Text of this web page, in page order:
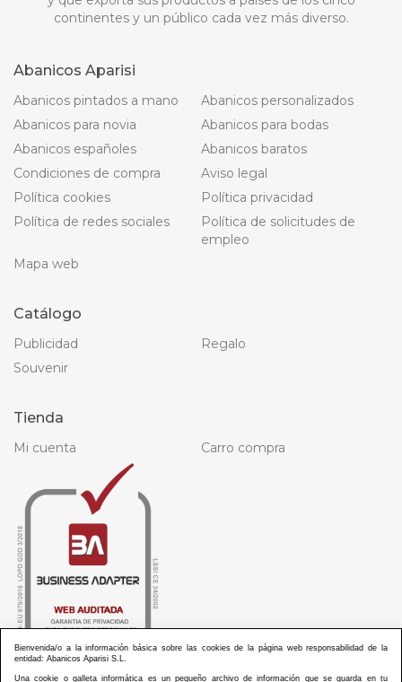
continentes y un público cada vez más diverso.
Abanicos Aparisi
Abanicos pintados a mano
Abanicos personalizados
Abanicos para novia
Abanicos para bodas
Abanicos españoles
Abanicos baratos
Condiciones de compra
Aviso legal
Política cookies
Política privacidad
Política de redes sociales
Política de solicitudes de
empleo
Mapa web
Catálogo
Publicidad
Regalo
Souvenir
Tienda
Mi cuenta Carro compra
Bienvenida/o a la información básica sobre las cookies de la página web responsabilidad de la
entidad: Abanicos Aparisi S.L.
Una cookie o galleta informática es un pequeño archivo de información que se guarda en tu